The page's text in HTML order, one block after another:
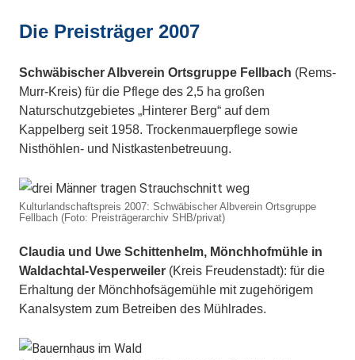
Die Preisträger 2007
Schwäbischer Albverein Ortsgruppe Fellbach (Rems-
Murr-Kreis) für die Pflege des 2,5 ha großen
Naturschutzgebietes „Hinterer Berg“ auf dem
Kappelberg seit 1958. Trockenmauerpflege sowie
Nisthöhlen- und Nistkastenbetreuung.
Kulturlandschaftspreis 2007: Schwäbischer Albverein Ortsgruppe
Fellbach (Foto: Preisträgerarchiv SHB/privat)
Claudia und Uwe Schittenhelm, Mönchhofmühle in
Waldachtal-Vesperweiler (Kreis Freudenstadt): für die
Erhaltung der Mönchhofsägemühle mit zugehörigem
Kanalsystem zum Betreiben des Mühlrades.